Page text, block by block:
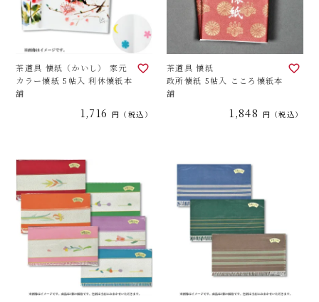
茶道具 懐紙（かいし） 家元
カラー懐紙 5帖入 利休懐紙本
舗
1,716 税込
茶道具 懐紙
政所懐紙 5帖入 こころ懐紙本
舗
1,848 税込